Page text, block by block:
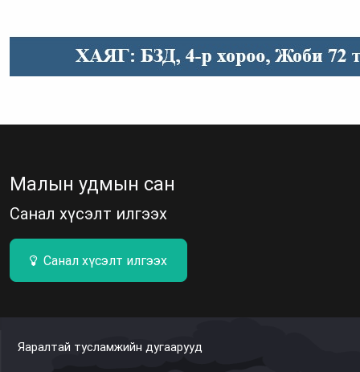
Малын удмын сан
Санал хүсэлт илгээх
Санал хүсэлт илгээх
Яаралтай тусламжийн дугаарууд